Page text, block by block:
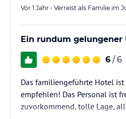
immer sehr um das Wohl der
Vor 1 Jahr • Verreist als Familie im
Ein rundum gelungener
6 / 6
Das familiengeführte Hotel
empfehlen! Das Personal ist
zuvorkommend, tolle Lage,